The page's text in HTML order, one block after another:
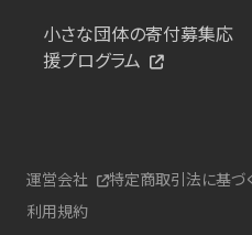
小さな団体の寄付募集応
援プログラム
運営会社 特定商取引法に基づ
利用規約